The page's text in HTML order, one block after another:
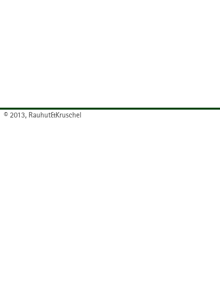
© 2013, Rauhut&Kruschel